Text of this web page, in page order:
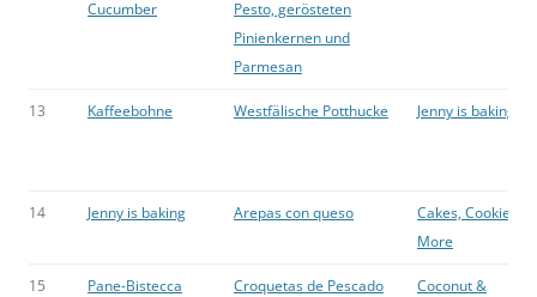
Cucumber
Pesto, gerösteten
Pinienkernen und
Parmesan
13 Kaffeebohne Westfälische Potthucke Jenny is baking
14 Jenny is baking Arepas con queso
Cakes, Cookies &
More
15 Pane-Bistecca Croquetas de Pescado
Coconut &